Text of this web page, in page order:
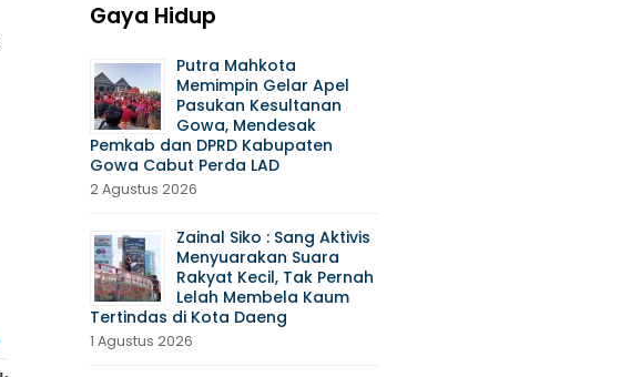
Gaya Hidup
Putra Mahkota
Memimpin Gelar Apel
Pasukan Kesultanan
Gowa, Mendesak
Pemkab dan DPRD Kabupaten
Gowa Cabut Perda LAD
2 Agustus 2026
Zainal Siko : Sang Aktivis
Menyuarakan Suara
Rakyat Kecil, Tak Pernah
Lelah Membela Kaum
Tertindas di Kota Daeng
1 Agustus 2026